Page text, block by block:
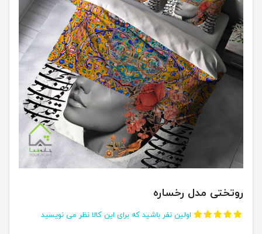
روتختی مدل رخساره
اولین نفر باشید که برای این کالا نظر می نویسید